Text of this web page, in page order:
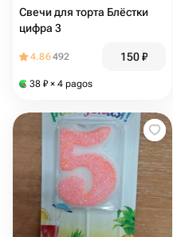
Свечи для торта Блёстки
цифра 3
4.86492 150₽
38 ₽ × 4 pagos